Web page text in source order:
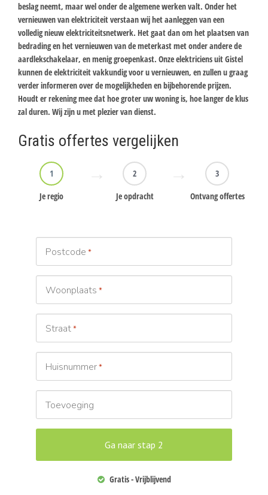
beslag neemt, maar wel onder de algemene werken valt. Onder het
vernieuwen van elektriciteit verstaan wij het aanleggen van een
volledig nieuw elektriciteitsnetwerk. Het gaat dan om het plaatsen van
bedrading en het vernieuwen van de meterkast met onder andere de
aardlekschakelaar, en menig groepenkast. Onze elektriciens uit Gistel
kunnen de elektriciteit vakkundig voor u vernieuwen, en zullen u graag
verder informeren over de mogelijkheden en bijbehorende prijzen.
Houdt er rekening mee dat hoe groter uw woning is, hoe langer de klus
zal duren. Wij zijn u met plezier van dienst.
Gratis offertes vergelijken
1
Je regio
2
Je opdracht
3
Ontvang offertes
Postcode *
Woonplaats *
Straat*
Huisnummer*
Toevoeging
Gratis - Vrijblijvend